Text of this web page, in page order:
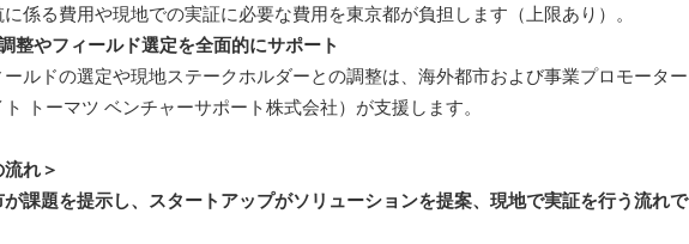
係る費用や現地での実証に必要な費用を東京都が負担します（上限あり）。
整やフィールド選定を全面的にサポート
ールドの選定や現地ステークホルダーとの調整は、海外都市および事業プロモーター
ト トーマツ ベンチャーサポート株式会社）が支援します。
流れ＞
が課題を提示し、スタートアップがソリューションを提案、現地で実証を行う流れで